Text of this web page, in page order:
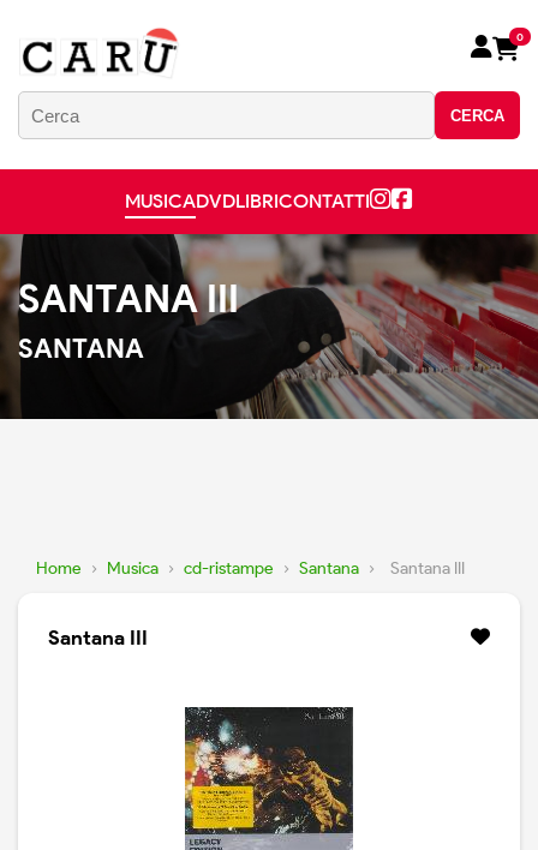
CERCA
0
MUSICADVDLIBRICONTATTI
SANTANA III
SANTANA
Home › Musica › cd-ristampe › Santana › Santana III
Santana III